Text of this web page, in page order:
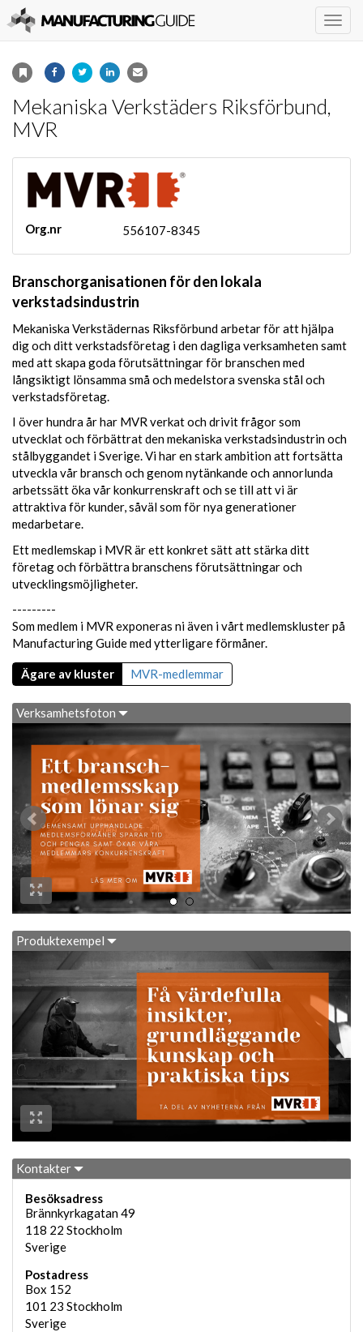
Mekaniska Verkstäders Riksförbund,
MVR
Org.nr 556107-8345
Branschorganisationen för den lokala
verkstadsindustrin
Mekaniska Verkstädernas Riksförbund arbetar för att hjälpa
dig och ditt verkstadsföretag i den dagliga verksamheten samt
med att skapa goda förutsättningar för branschen med
långsiktigt lönsamma små och medelstora svenska stål och
verkstadsföretag.
I över hundra år har MVR verkat och drivit frågor som
utvecklat och förbättrat den mekaniska verkstadsindustrin och
stålbyggandet i Sverige. Vi har en stark ambition att fortsätta
utveckla vår bransch och genom nytänkande och annorlunda
arbetssätt öka vår konkurrenskraft och se till att vi är
attraktiva för kunder, såväl som för nya generationer
medarbetare.
Ett medlemskap i MVR är ett konkret sätt att stärka ditt
företag och förbättra branschens förutsättningar och
utvecklingsmöjligheter.
---------
Som medlem i MVR exponeras ni även i vårt medlemskluster på
Manufacturing Guide med ytterligare förmåner.
Ägare av kluster MVR-medlemmar
Verksamhetsfoton
Produktexempel
Kontakter
Besöksadress
Brännkyrkagatan 49
118 22 Stockholm
Sverige
Postadress
Box 152
101 23 Stockholm
Sverige